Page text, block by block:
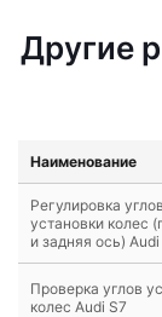
Другие
Наименование
Регулировка углов
установки колес
и задняя ось) Audi
Проверка углов
колес Audi S7